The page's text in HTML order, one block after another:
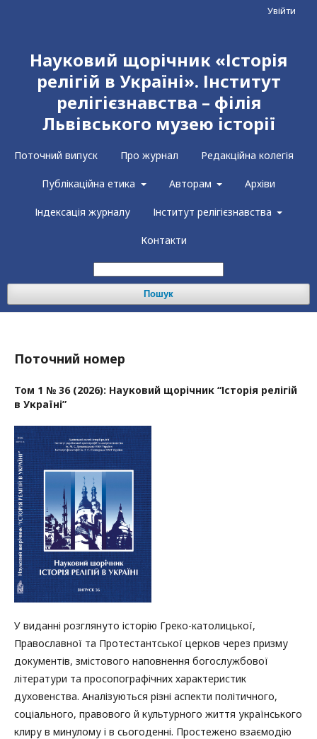
Науковий щорічник «Історія
релігій в Україні». Інститут
релігієзнавства – філія
Львівського музею історії
Поточний випуск Про журнал Редакційна колегія
Публікаційна етика Авторам Архіви
Індексація журналу Інститут релігієзнавства
Контакти
Пошук
Увійти
Поточний номер
Том 1 № 36 (2026): Науковий щорічник “Історія релігій
в Україні”
У виданні розглянуто історію Греко-католицької,
Православної та Протестантської церков через призму
документів, змістового наповнення богослужбової
літератури та просопографічних характеристик
духовенства. Аналізуються різні аспекти політичного,
соціального, правового й культурного життя українського
клиру в минулому і в сьогоденні. Простежено взаємодію